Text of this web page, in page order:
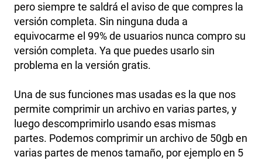
pero siempre te saldrá el aviso de que compres la
versión completa. Sin ninguna duda a
equivocarme el 99% de usuarios nunca compro su
versión completa. Ya que puedes usarlo sin
problema en la versión gratis.
Una de sus funciones mas usadas es la que nos
permite comprimir un archivo en varias partes, y
luego descomprimirlo usando esas mismas
partes. Podemos comprimir un archivo de 50gb en
varias partes de menos tamaño, por ejemplo en 5